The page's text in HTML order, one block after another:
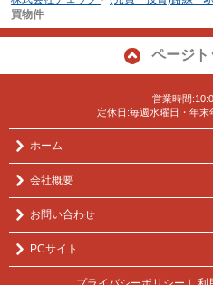
買物件
ページト
営業時間
定休日:毎週水曜日・年
ホーム
会社概要
お問い合わせ
PCサイト